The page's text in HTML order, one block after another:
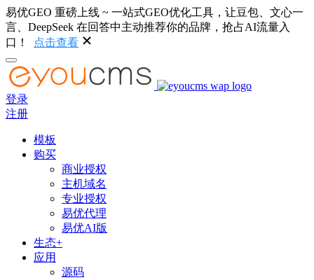
易优GEO 重磅上线 ~ 一站式GEO优化工具，让豆包、文心一
言、DeepSeek 在回答中主动推荐你的品牌，抢占AI流量入
口！
点击查看
登录
注册
模板
购买
商业授权
主机域名
专业授权
易优代理
易优AI版
生态+
应用
源码